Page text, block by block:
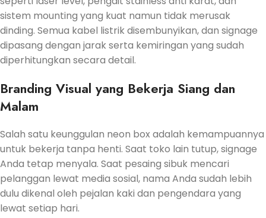
sistem mounting yang kuat namun tidak merusak
dinding. Semua kabel listrik disembunyikan, dan signage
dipasang dengan jarak serta kemiringan yang sudah
diperhitungkan secara detail.
Branding Visual yang Bekerja Siang dan
Malam
Salah satu keunggulan neon box adalah kemampuannya
untuk bekerja tanpa henti. Saat toko lain tutup, signage
Anda tetap menyala. Saat pesaing sibuk mencari
pelanggan lewat media sosial, nama Anda sudah lebih
dulu dikenal oleh pejalan kaki dan pengendara yang
lewat setiap hari.